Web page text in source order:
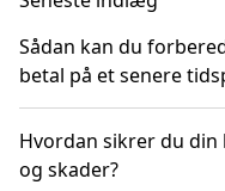
Sådan kan du
betal på et senere
Hvordan sikrer du
og skader?